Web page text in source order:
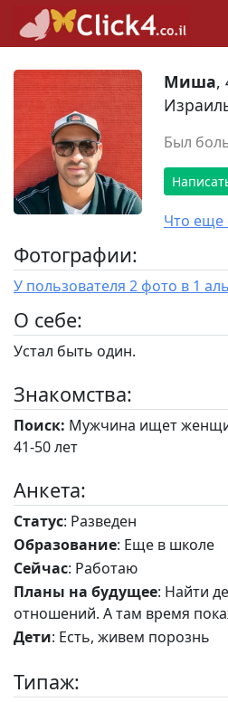
Миша,
Был
Что еще
Фотографии:
У пользователя 2 фото
O себе:
Устал быть один.
Знакомства:
Поиск: Мужчина ищет
41-50 лет
Анкета:
Статус: Разведен
Образование: Еще в школе
Сейчас: Работаю
Планы на будущее: Найти
отношений. А там время
Дети: Есть, живем порознь
Типаж: